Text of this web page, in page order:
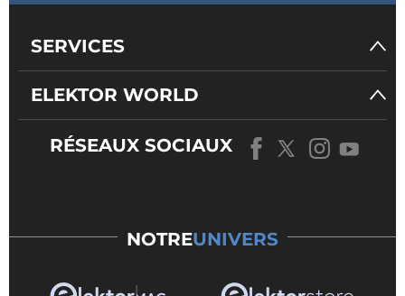
SERVICES
ELEKTOR WORLD
RÉSEAUX SOCIAUX
NOTREUNIVERS